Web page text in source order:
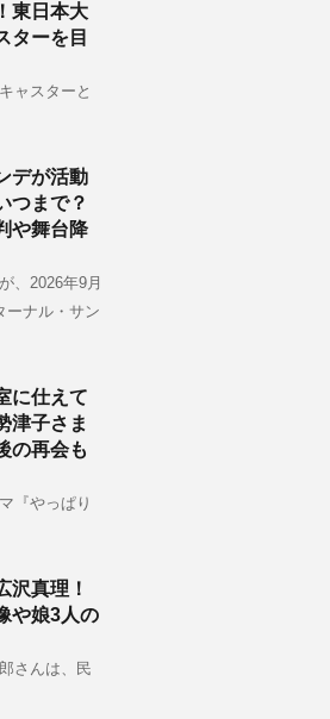
東日本大
ターを目
ャスターと
デが活動
つまで？
や舞台降
、2026年9月
ーナル・サン
に仕えて
津子さま
の再会も
『やっぱり
沢真理！
や娘3人の
さんは、民